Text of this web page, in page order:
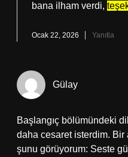
bana ilham verdi,
Ocak 22, 2026 Yanıtla
Gülay
Başlangıç bölümündeki
daha cesaret isterdim. Bir
şunu görüyorum: Seste